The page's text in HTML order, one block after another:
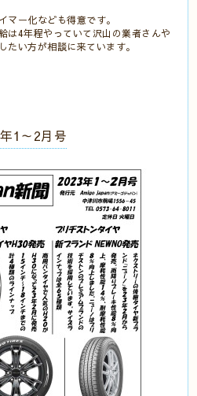
マー化なども得意です。
は4年程やっていて沢山の業者さんや
たい方が相談に来ています。
1～2月号